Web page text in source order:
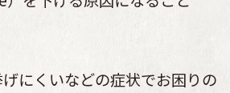
にくいなどの症状でお困りの